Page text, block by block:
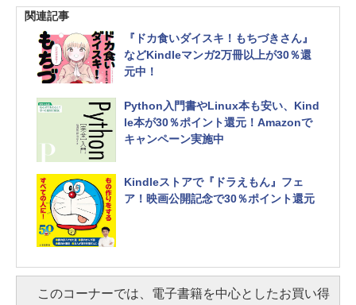
関連記事
『ドカ食いダイスキ！もちづきさん』
などKindleマンガ2万冊以上が30％還
元中！
Python入門書やLinux本も安い、Kind
le本が30％ポイント還元！Amazonで
キャンペーン実施中
Kindleストアで『ドラえもん』フェ
ア！映画公開記念で30％ポイント還元
このコーナーでは、電子書籍を中心としたお買い得